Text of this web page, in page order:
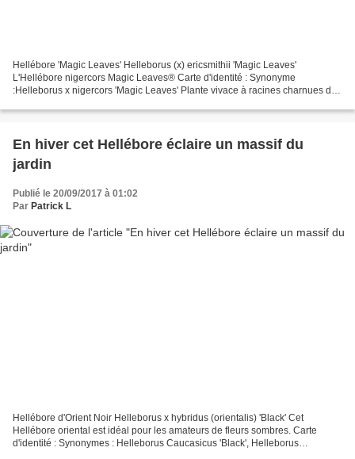
Hellébore 'Magic Leaves' Helleborus (x) ericsmithii 'Magic Leaves'
L'Hellébore nigercors Magic Leaves® Carte d'identité : Synonyme
:Helleborus x nigercors 'Magic Leaves' Plante vivace à racines charnues de
En hiver cet Hellébore éclaire un massif du
jardin
Publié le 20/09/2017 à 01:02
Par Patrick L
Hellébore d'Orient Noir Helleborus x hybridus (orientalis) 'Black' Cet
Hellébore oriental est idéal pour les amateurs de fleurs sombres. Carte
d'identité : Synonymes : Helleborus Caucasicus 'Black', Helleborus